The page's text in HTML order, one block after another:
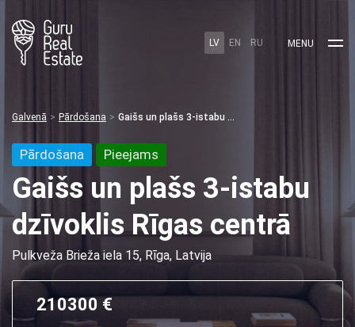
LV EN RU MENU
Galvenā Pārdošana Gaišs un plašs 3-istabu dzīvoklis Rīgas centrā
Pārdošana Pieejams
Gaišs un plašs 3-istabu
dzīvoklis Rīgas centrā
Pulkveža Brieža iela 15, Rīga, Latvija
210300 €